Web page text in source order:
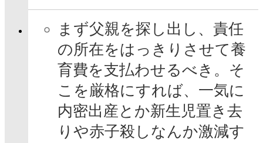
まず父親を探し出し、責任
の所在をはっきりさせて養
育費を支払わせるべき。そ
こを厳格にすれば、一気に
内密出産とか新生児置き去
りや赤子殺しなんか激減す